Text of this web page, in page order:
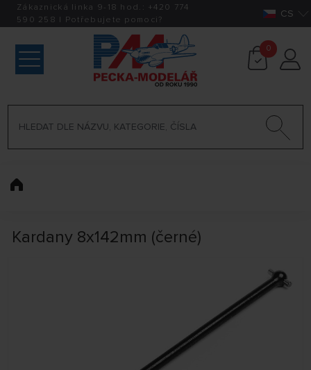
Zákaznická linka 9-18 hod.: +420 774
590 258 | Potřebujete pomoci? CS
0
Kardany 8x142mm (černé)